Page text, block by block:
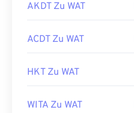
AKDT Zu WAT
ACDT Zu WAT
HKT Zu WAT
WITA Zu WAT